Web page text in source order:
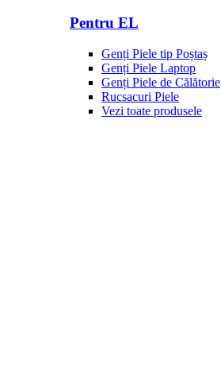
Pentru EL
Genți Piele tip Poștaș
Genți Piele Laptop
Genți Piele de Călătorie
Rucsacuri Piele
Vezi toate produsele